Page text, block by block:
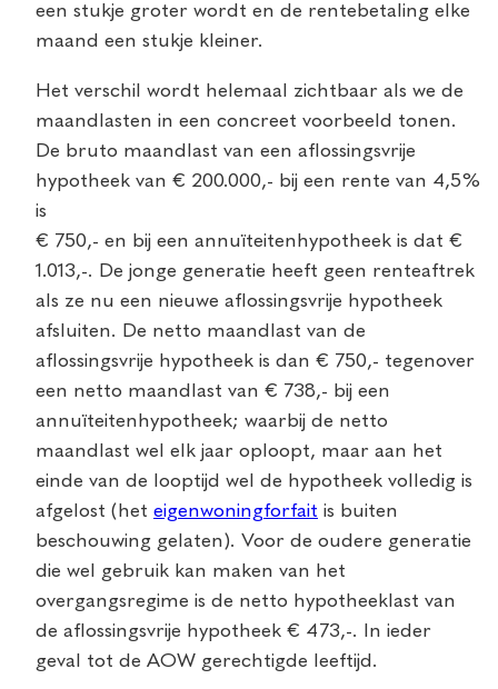
een stukje groter wordt en de rentebetaling elke
maand een stukje kleiner.
Het verschil wordt helemaal zichtbaar als we de
maandlasten in een concreet voorbeeld tonen.
De bruto maandlast van een aflossingsvrije
hypotheek van € 200.000,- bij een rente van 4,5%
is
€ 750,- en bij een annuïteitenhypotheek is dat €
1.013,-. De jonge generatie heeft geen renteaftrek
als ze nu een nieuwe aflossingsvrije hypotheek
afsluiten. De netto maandlast van de
aflossingsvrije hypotheek is dan € 750,- tegenover
een netto maandlast van € 738,- bij een
annuïteitenhypotheek; waarbij de netto
maandlast wel elk jaar oploopt, maar aan het
einde van de looptijd wel de hypotheek volledig is
afgelost (het eigenwoningforfait is buiten
beschouwing gelaten). Voor de oudere generatie
die wel gebruik kan maken van het
overgangsregime is de netto hypotheeklast van
de aflossingsvrije hypotheek € 473,-. In ieder
geval tot de AOW gerechtigde leeftijd.